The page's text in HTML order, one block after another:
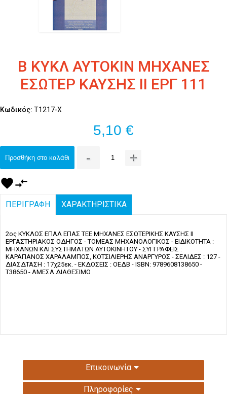
Β ΚΥΚΛ ΑΥΤΟΚΙΝ ΜΗΧΑΝΕΣ
ΕΣΩΤΕΡ ΚΑΥΣΗΣ ΙΙ ΕΡΓ 111
Κωδικός: Τ1217-Χ
5,10 €
Προσθήκη στο καλάθι - +
favoritecompare_arrows
ΠΕΡΙΓΡΑΦΗ ΧΑΡΑΚΤΗΡΙΣΤΙΚΑ
2ος ΚΥΚΛΟΣ ΕΠΑΛ ΕΠΑΣ ΤΕΕ ΜΗΧΑΝΕΣ ΕΣΩΤΕΡΙΚΗΣ ΚΑΥΣΗΣ ΙΙ
ΕΡΓΑΣΤΗΡΙΑΚΟΣ ΟΔΗΓΟΣ - ΤΟΜΕΑΣ ΜΗΧΑΝΟΛΟΓΙΚΟΣ - ΕΙΔΙΚΟΤΗΤΑ :
ΜΗΧΑΝΩΝ ΚΑΙ ΣΥΣΤΗΜΑΤΩΝ ΑΥΤΟΚΙΝΗΤΟΥ - ΣΥΓΓΡΑΦΕΙΣ :
ΚΑΡΑΠΑΝΟΣ ΧΑΡΑΛΑΜΠΟΣ, ΚΟΤΣΙΛΙΕΡΗΣ ΑΝΑΡΓΥΡΟΣ - ΣΕΛΙΔΕΣ : 127 -
ΔΙΑΣΔΤΑΣΗ : 17χ25εκ. - ΕΚΔΟΣΕΙΣ : ΟΕΔΒ - ISBN: 9789608138650 -
Τ38650 - ΑΜΕΣΑ ΔΙΑΘΕΣΙΜΟ
Επικοινωνία
Πληροφορίες